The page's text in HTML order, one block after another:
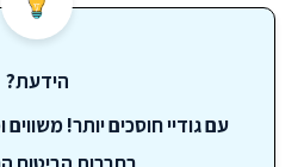
הידעת?